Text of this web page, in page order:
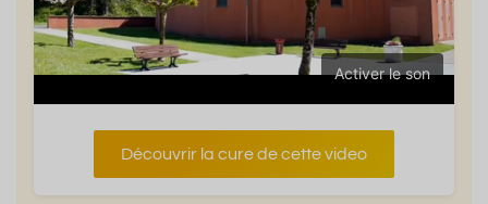
Activer le son
Découvrir la cure de cette video